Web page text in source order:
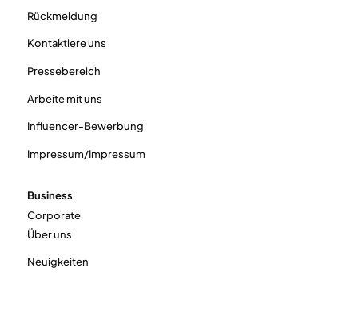
Rückmeldung
Kontaktiere uns
Pressebereich
Arbeite mit uns
Influencer-Bewerbung
Impressum/Impressum
Business
Corporate
Über uns
Neuigkeiten